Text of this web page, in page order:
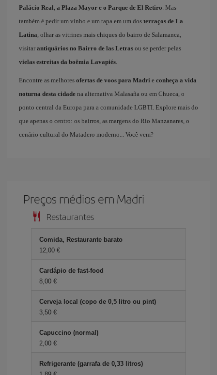
Palácio Real, a Plaza Mayor e o Parque de El Retiro. Mas
também é pedir um vinho e um tapa em um dos terraços de La
Latina, olhar as vitrines mais chiques do bairro de Salamanca,
visitar antiquários no Bairro de las Letras ou se perder pelas
vielas estreitas da boêmia Lavapiés.
Encontre as melhores ofertas de voos para Madri e conheça a vida
noturna desta cidade na alternativa Malasaña ou em Chueca, o
ponto central da Europa para a comunidade LGBTI. Explore mais do
que apenas o centro: os bairros, as margens do Rio Manzanares, o
cenário cultural do Matadero moderno... Você vem?
Preços médios em Madri
Restaurantes
Comida, Restaurante barato
12,00 €
Cardápio de fast-food
8,00 €
Cerveja local (copo de 0,5 litro ou pint)
3,50 €
Capuccino (normal)
2,00 €
Refrigerante (garrafa de 0,33 litros)